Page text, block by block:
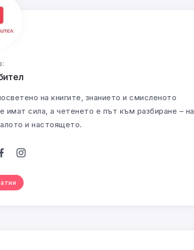
на книгите, знанието и смисленото
сила, а четенето е път към разбиране – на
и настоящето.